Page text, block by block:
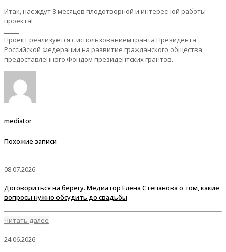
Итак, нас ждут 8 месяцев плодотворной и интересной работы
проекта!
Проект реализуется с использованием гранта Президента
Российской Федерации на развитие гражданского общества,
предоставленного Фондом президентских грантов.
mediator
Похожие записи
08.07.2026
Договориться на берегу. Медиатор Елена Степанова о том, какие
вопросы нужно обсудить до свадьбы
Читать далее
24.06.2026